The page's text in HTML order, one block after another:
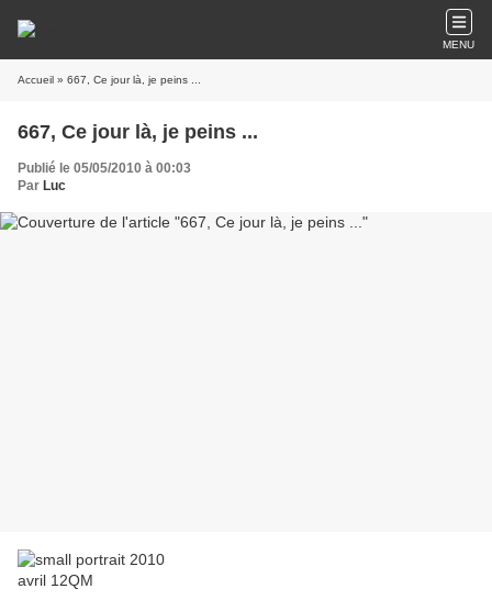
MENU
Accueil » 667, Ce jour là, je peins ...
667, Ce jour là, je peins ...
Publié le 05/05/2010 à 00:03
Par Luc